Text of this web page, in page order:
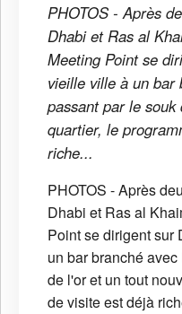
PHOTOS - Après
Dhabi et Ras al
Meeting Point se
vieille ville à un bar
passant par le
quartier, le
riche...
PHOTOS - Après
Dhabi et Ras al
Point se dirigent
un bar branché
de l'or et un tout
de visite est déjà